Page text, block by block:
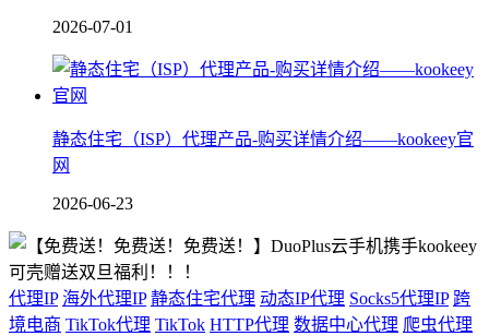
2026-07-01
静态住宅（ISP）代理产品-购买详情介绍——kookeey官
网
2026-06-23
代理IP 海外代理IP 静态住宅代理 动态IP代理 Socks5代理IP 跨
境电商 TikTok代理 TikTok HTTP代理 数据中心代理 爬虫代理